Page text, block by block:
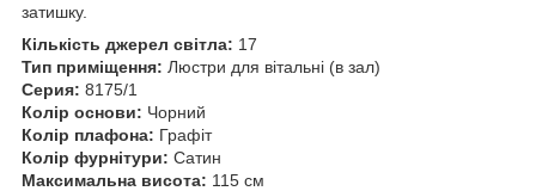
затишку.
Кількість джерел світла: 17
Тип приміщення: Люстри для вітальні (в зал)
Серия: 8175/1
Колір основи: Чорний
Колір плафона: Графіт
Колір фурнітури: Сатин
Максимальна висота: 115 см